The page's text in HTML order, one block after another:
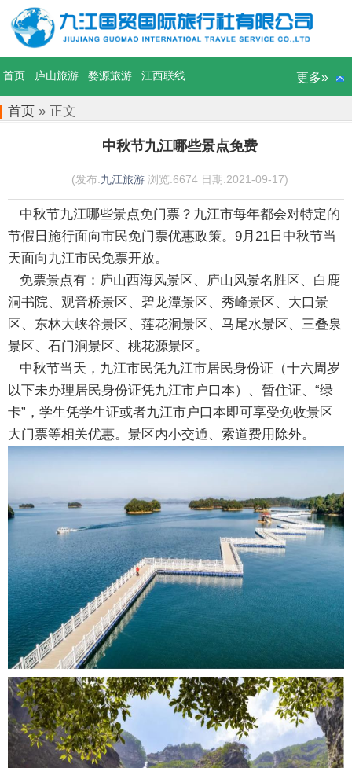
首页 庐山旅游 婺源旅游 江西联线 更多»
首页 » 正文
中秋节九江哪些景点免费
(发布:九江旅游 浏览:6674 日期:2021-09-17)
中秋节九江哪些景点免门票？九江市每年都会对特定的
节假日施行面向市民免门票优惠政策。9月21日中秋节当
天面向九江市民免票开放。
免票景点有：庐山西海风景区、 庐山风景名胜区 、白鹿
洞书院、观音桥景区、碧龙潭景区、秀峰景区、大口景
区、东林大峡谷景区、莲花洞景区、马尾水景区、三叠泉
景区、石门涧景区、桃花源景区。
中秋节当天，九江市民凭九江市居民身份证（十六周岁
以下未办理居民身份证凭九江市户口本）、暂住证、“绿
卡”，学生凭学生证或者九江市户口本即可享受免收景区
大门票等相关优惠。景区内小交通、索道费用除外。